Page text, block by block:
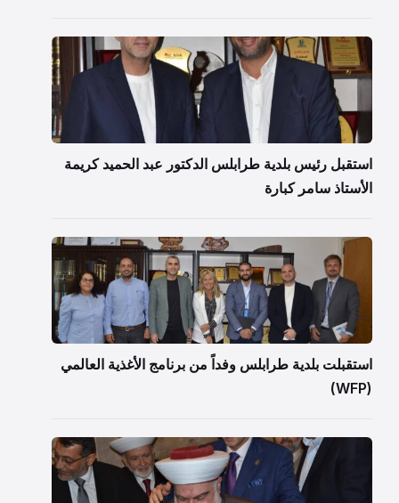
استقبل رئيس بلدية طرابلس الدكتور عبد الحميد كريمة
الأستاذ سامر كبارة
استقبلت بلدية طرابلس وفداً من برنامج الأغذية العالمي
(WFP)